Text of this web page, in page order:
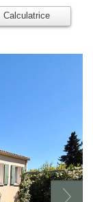
Calculatrice